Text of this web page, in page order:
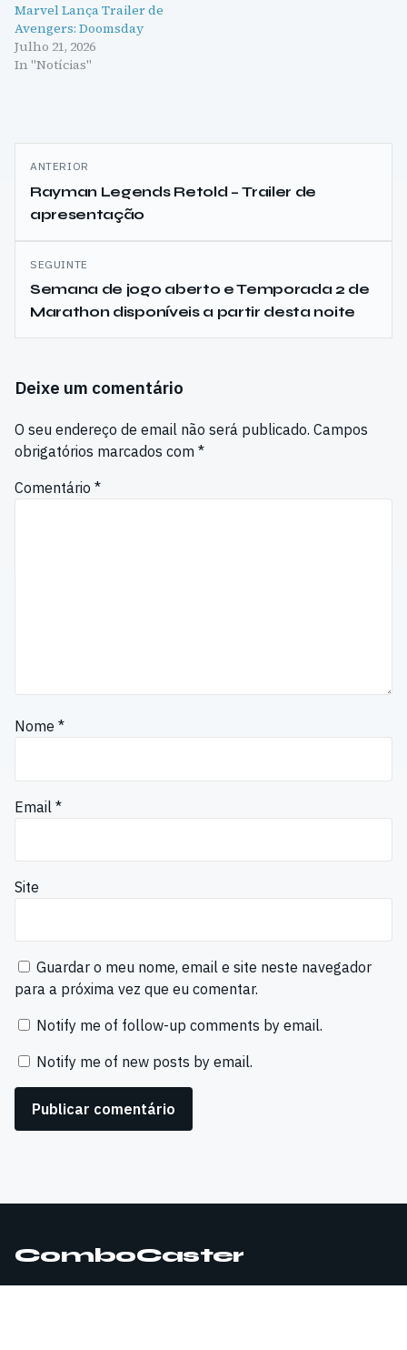
Marvel Lança Trailer de
Avengers: Doomsday
Julho 21, 2026
In "Notícias"
Navegação
de
artigos
ANTERIOR
Rayman Legends Retold – Trailer de
apresentação
SEGUINTE
Semana de jogo aberto e Temporada 2 de
Marathon disponíveis a partir desta noite
Deixe um comentário
O seu endereço de email não será publicado. Campos
obrigatórios marcados com *
Comentário *
Nome *
Email *
Site
Guardar o meu nome, email e site neste navegador
para a próxima vez que eu comentar.
Notify me of follow-up comments by email.
Notify me of new posts by email.
ComboCaster